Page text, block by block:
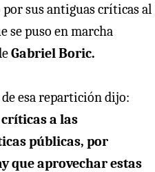
sus antiguas críticas al
se puso en marcha
Gabriel Boric.
esa repartición dijo:
a las
públicas, por
que aprovechar estas